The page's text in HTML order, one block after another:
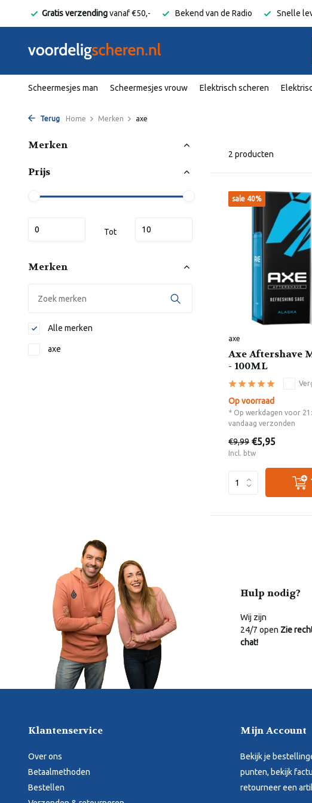
Gratis verzendingvanaf €50,- Bekend van de Radio Snelle
Scheermesjes man Scheermesjes vrouw Elektrisch scheren
Terug Home Merken axe
Merken
Prijs
Tot
Merken
Alle merken
axe
2 producten
sale 40%
axe
Axe Aftershave
- 100ML
Op voorraad
* Op werkdagen voor
vandaag verzonden
€9,99 €5,95
Incl. btw
Hulp nodig?
Wij zijn
24/7 open Zie
chat!
Klantenservice
Over ons
Betaalmethoden
Bestellen
Mijn Account
Bekijk je
punten, bekijk
retourneer een